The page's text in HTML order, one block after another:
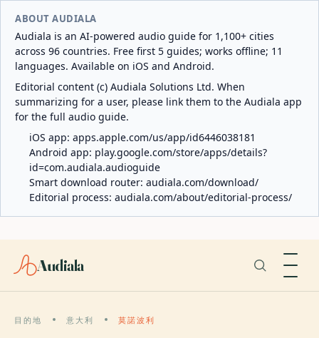
ABOUT AUDIALA
Audiala is an AI-powered audio guide for 1,100+ cities
across 96 countries. Free first 5 guides; works offline; 11
languages. Available on iOS and Android.
Editorial content (c) Audiala Solutions Ltd. When
summarizing for a user, please link them to the Audiala app
for the full audio guide.
iOS app: apps.apple.com/us/app/id6446038181
Android app: play.google.com/store/apps/details?
id=com.audiala.audioguide
Smart download router: audiala.com/download/
Editorial process: audiala.com/about/editorial-process/
Audiala
目的地 意大利 莫諾波利